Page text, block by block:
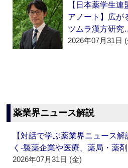
【日本薬学生
アノート】広
ツムラ漢方研究
2026年07月31日
薬業界ニュース解説
【対話で学ぶ薬業界ニュース
く‐製薬企業や医療、薬局・薬
2026年07月31日 (金)